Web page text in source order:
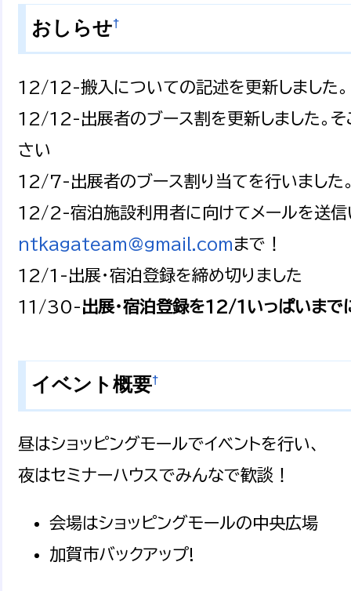
おしらせ†
12/12-搬入についての記述を更新しました。
12/12-出展者のブース割を更新しました。そ
さい
12/7-出展者のブース割り当てを行いました
12/2-宿泊施設利用者に向けてメールを送信
ntkagateam@gmail.comまで！
12/1-出展・宿泊登録を締め切りました
11/30-出展・宿泊登録を12/1いっぱいまで
イベント概要†
昼はショッピングモールでイベントを行い、
夜はセミナーハウスでみんなで歓談！
会場はショッピングモールの中央広場
加賀市バックアップ!